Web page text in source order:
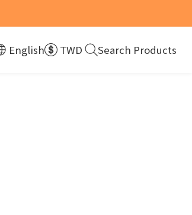
English TWD Search Products